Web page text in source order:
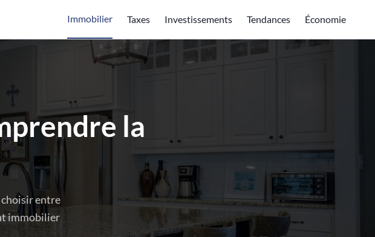
Immobilier Taxes Investissements Tendances Économie
la
entre
immobilier